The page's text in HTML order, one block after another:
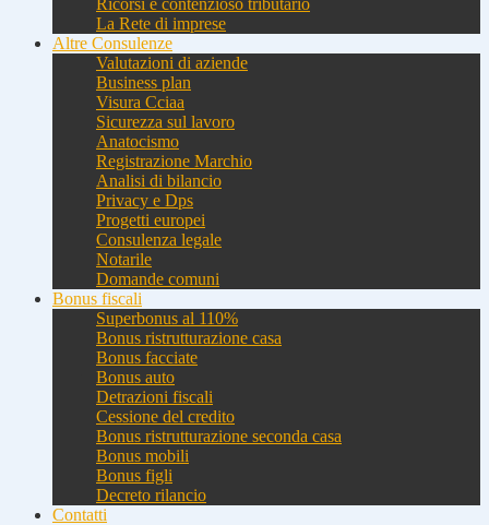
Ricorsi e contenzioso tributario
La Rete di imprese
Altre Consulenze
Valutazioni di aziende
Business plan
Visura Cciaa
Sicurezza sul lavoro
Anatocismo
Registrazione Marchio
Analisi di bilancio
Privacy e Dps
Progetti europei
Consulenza legale
Notarile
Domande comuni
Bonus fiscali
Superbonus al 110%
Bonus ristrutturazione casa
Bonus facciate
Bonus auto
Detrazioni fiscali
Cessione del credito
Bonus ristrutturazione seconda casa
Bonus mobili
Bonus figli
Decreto rilancio
Contatti